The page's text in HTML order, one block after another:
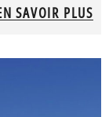
SAVOIR PLUS